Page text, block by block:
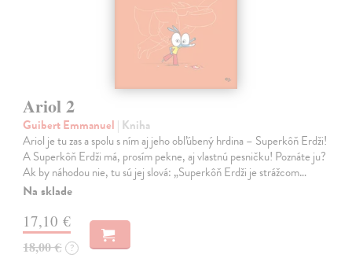
Ariol 2
Guibert Emmanuel | Kniha
Ariol je tu zas a spolu s ním aj jeho obľúbený hrdina – Superkôň Erdži!
A Superkôň Erdži má, prosím pekne, aj vlastnú pesničku! Poznáte ju?
Ak by náhodou nie, tu sú jej slová: „Superkôň Erdži je strážcom…
Na sklade
17,10 €
18,00 € ?